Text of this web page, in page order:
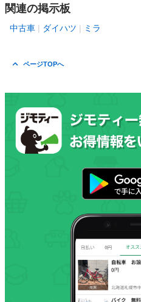
関連の掲示板
中古車 ダイハツ ミラ
ページTOPへ